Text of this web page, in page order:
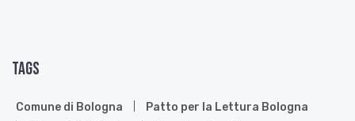
Tags
Comune di Bologna
Patto per la Lettura Bologna